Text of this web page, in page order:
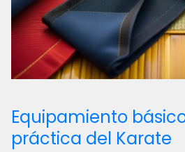
Equipamiento
práctica del Karate